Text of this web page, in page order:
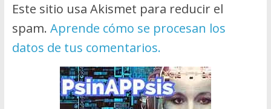
Este sitio usa Akismet para reducir el
spam. Aprende cómo se procesan los
datos de tus comentarios.